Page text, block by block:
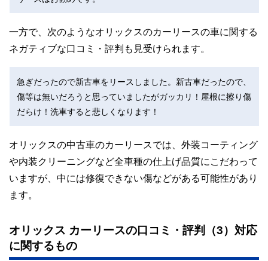
一方で、次のようなオリックスのカーリースの車に関する
ネガティブな口コミ・評判も見受けられます。
急ぎだったので新古車をリースしました。新古車だったので、
傷等は無いだろうと思っていましたがガッカリ！屋根に擦り傷
だらけ！洗車すると悲しくなります！
オリックスの中古車のカーリースでは、外装コーティング
や内装クリーニングなど全車種の仕上げ品質にこだわって
いますが、中には修復できない傷などがある可能性があり
ます。
オリックス カーリースの口コミ・評判（3）対応
に関するもの